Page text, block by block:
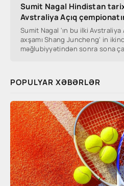
Sumit Nagal Hindistan
Avstraliya Açıq
Sumit Nagal 'ın bu ilki Avstraliya
axşamı Shang Juncheng' in
məğlubiyyətindən sonra sona
POPULYAR XƏBƏRLƏR